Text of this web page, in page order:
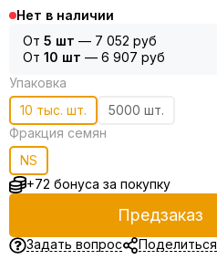
Нет в наличии
От 5 шт — 7 052 руб
От 10 шт — 6 907 руб
Упаковка
10 тыс. шт.
5000 шт.
Фракция семян
NS
+72 бонуса за покупку
Предзаказ
Задать вопрос Поделиться